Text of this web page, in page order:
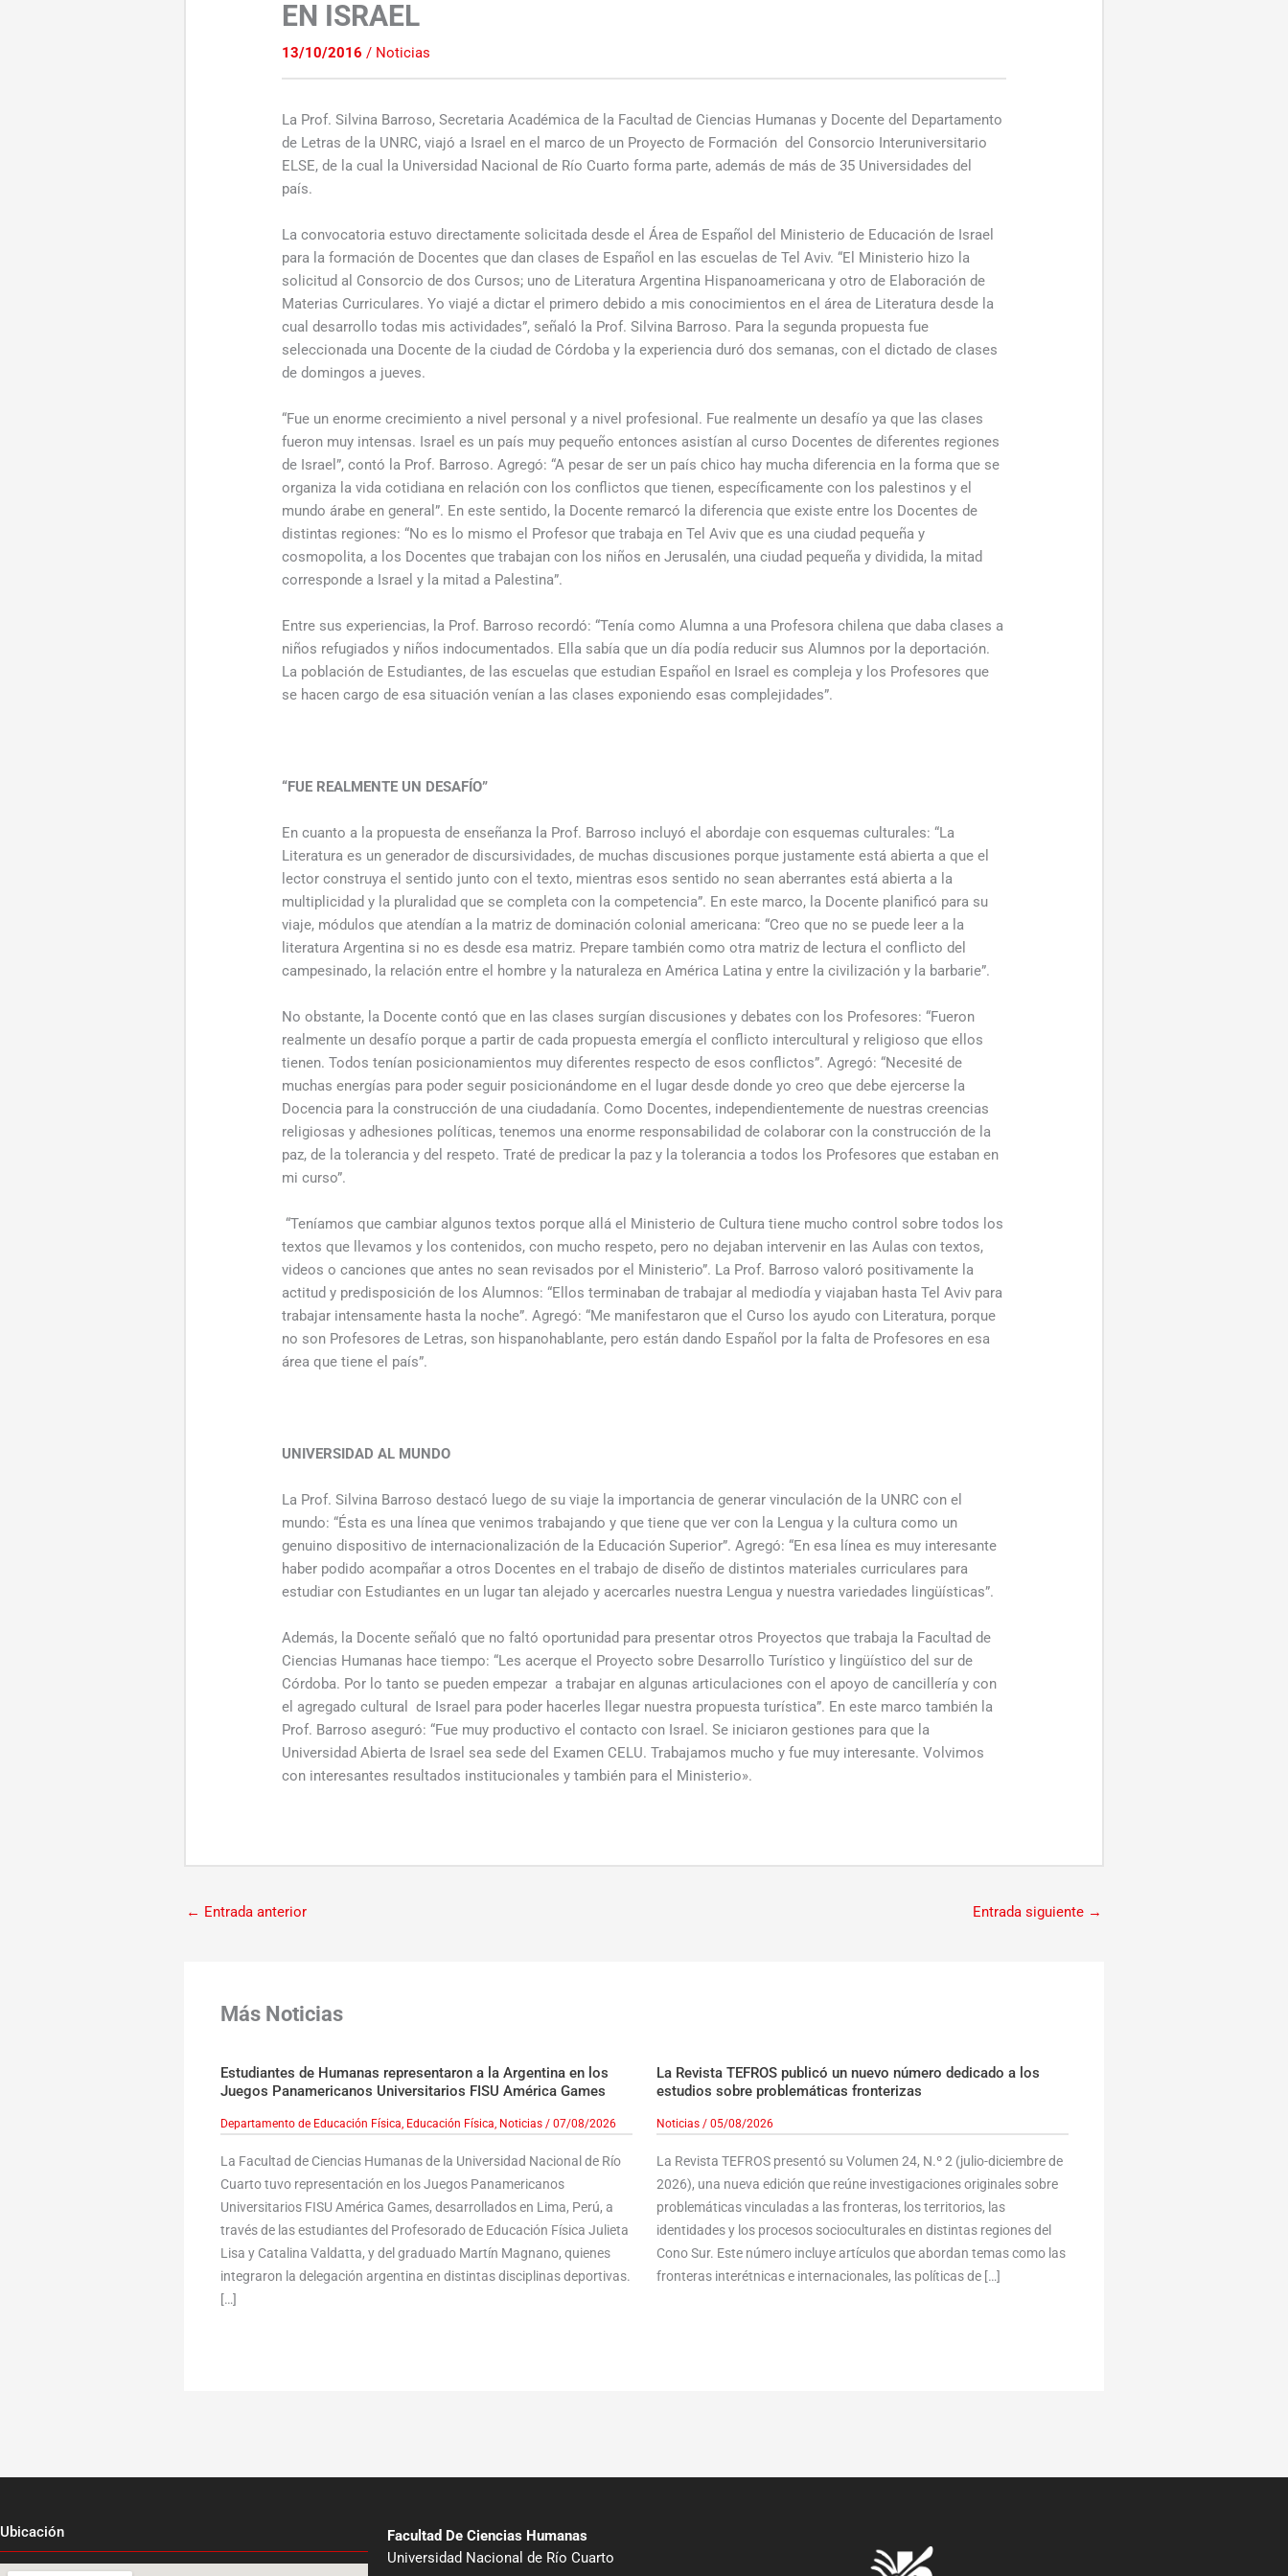
EN ISRAEL
13/10/2016/ Noticias
La Prof. Silvina Barroso, Secretaria Académica de la Facultad de Ciencias Humanas y Docente del Departamento
de Letras de la UNRC, viajó a Israel en el marco de un Proyecto de Formación del Consorcio Interuniversitario
ELSE, de la cual la Universidad Nacional de Río Cuarto forma parte, además de más de 35 Universidades del
país.
La convocatoria estuvo directamente solicitada desde el Área de Español del Ministerio de Educación de Israel
para la formación de Docentes que dan clases de Español en las escuelas de Tel Aviv. “El Ministerio hizo la
solicitud al Consorcio de dos Cursos; uno de Literatura Argentina Hispanoamericana y otro de Elaboración de
Materias Curriculares. Yo viajé a dictar el primero debido a mis conocimientos en el área de Literatura desde la
cual desarrollo todas mis actividades”, señaló la Prof. Silvina Barroso. Para la segunda propuesta fue
seleccionada una Docente de la ciudad de Córdoba y la experiencia duró dos semanas, con el dictado de clases
de domingos a jueves.
“Fue un enorme crecimiento a nivel personal y a nivel profesional. Fue realmente un desafío ya que las clases
fueron muy intensas. Israel es un país muy pequeño entonces asistían al curso Docentes de diferentes regiones
de Israel”, contó la Prof. Barroso. Agregó: “A pesar de ser un país chico hay mucha diferencia en la forma que se
organiza la vida cotidiana en relación con los conflictos que tienen, específicamente con los palestinos y el
mundo árabe en general”. En este sentido, la Docente remarcó la diferencia que existe entre los Docentes de
distintas regiones: “No es lo mismo el Profesor que trabaja en Tel Aviv que es una ciudad pequeña y
cosmopolita, a los Docentes que trabajan con los niños en Jerusalén, una ciudad pequeña y dividida, la mitad
corresponde a Israel y la mitad a Palestina”.
Entre sus experiencias, la Prof. Barroso recordó: “Tenía como Alumna a una Profesora chilena que daba clases a
niños refugiados y niños indocumentados. Ella sabía que un día podía reducir sus Alumnos por la deportación.
La población de Estudiantes, de las escuelas que estudian Español en Israel es compleja y los Profesores que
se hacen cargo de esa situación venían a las clases exponiendo esas complejidades”.
“FUE REALMENTE UN DESAFÍO”
En cuanto a la propuesta de enseñanza la Prof. Barroso incluyó el abordaje con esquemas culturales: “La
Literatura es un generador de discursividades, de muchas discusiones porque justamente está abierta a que el
lector construya el sentido junto con el texto, mientras esos sentido no sean aberrantes está abierta a la
multiplicidad y la pluralidad que se completa con la competencia”. En este marco, la Docente planificó para su
viaje, módulos que atendían a la matriz de dominación colonial americana: “Creo que no se puede leer a la
literatura Argentina si no es desde esa matriz. Prepare también como otra matriz de lectura el conflicto del
campesinado, la relación entre el hombre y la naturaleza en América Latina y entre la civilización y la barbarie”.
No obstante, la Docente contó que en las clases surgían discusiones y debates con los Profesores: “Fueron
realmente un desafío porque a partir de cada propuesta emergía el conflicto intercultural y religioso que ellos
tienen. Todos tenían posicionamientos muy diferentes respecto de esos conflictos”. Agregó: “Necesité de
muchas energías para poder seguir posicionándome en el lugar desde donde yo creo que debe ejercerse la
Docencia para la construcción de una ciudadanía. Como Docentes, independientemente de nuestras creencias
religiosas y adhesiones políticas, tenemos una enorme responsabilidad de colaborar con la construcción de la
paz, de la tolerancia y del respeto. Traté de predicar la paz y la tolerancia a todos los Profesores que estaban en
mi curso”.
“Teníamos que cambiar algunos textos porque allá el Ministerio de Cultura tiene mucho control sobre todos los
textos que llevamos y los contenidos, con mucho respeto, pero no dejaban intervenir en las Aulas con textos,
videos o canciones que antes no sean revisados por el Ministerio”. La Prof. Barroso valoró positivamente la
actitud y predisposición de los Alumnos: “Ellos terminaban de trabajar al mediodía y viajaban hasta Tel Aviv para
trabajar intensamente hasta la noche”. Agregó: “Me manifestaron que el Curso los ayudo con Literatura, porque
no son Profesores de Letras, son hispanohablante, pero están dando Español por la falta de Profesores en esa
área que tiene el país”.
UNIVERSIDAD AL MUNDO
La Prof. Silvina Barroso destacó luego de su viaje la importancia de generar vinculación de la UNRC con el
mundo: “Ésta es una línea que venimos trabajando y que tiene que ver con la Lengua y la cultura como un
genuino dispositivo de internacionalización de la Educación Superior”. Agregó: “En esa línea es muy interesante
haber podido acompañar a otros Docentes en el trabajo de diseño de distintos materiales curriculares para
estudiar con Estudiantes en un lugar tan alejado y acercarles nuestra Lengua y nuestra variedades lingüísticas”.
Además, la Docente señaló que no faltó oportunidad para presentar otros Proyectos que trabaja la Facultad de
Ciencias Humanas hace tiempo: “Les acerque el Proyecto sobre Desarrollo Turístico y lingüístico del sur de
Córdoba. Por lo tanto se pueden empezar a trabajar en algunas articulaciones con el apoyo de cancillería y con
el agregado cultural de Israel para poder hacerles llegar nuestra propuesta turística”. En este marco también la
Prof. Barroso aseguró: “Fue muy productivo el contacto con Israel. Se iniciaron gestiones para que la
Universidad Abierta de Israel sea sede del Examen CELU. Trabajamos mucho y fue muy interesante. Volvimos
con interesantes resultados institucionales y también para el Ministerio».
← Entrada anterior Entrada siguiente →
Más Noticias
Estudiantes de Humanas representaron a la Argentina en los
Juegos Panamericanos Universitarios FISU América Games
Departamento de Educación Física, Educación Física, Noticias/ 07/08/2026
La Facultad de Ciencias Humanas de la Universidad Nacional de Río
Cuarto tuvo representación en los Juegos Panamericanos
Universitarios FISU América Games, desarrollados en Lima, Perú, a
través de las estudiantes del Profesorado de Educación Física Julieta
Lisa y Catalina Valdatta, y del graduado Martín Magnano, quienes
integraron la delegación argentina en distintas disciplinas deportivas.
[…]
La Revista TEFROS publicó un nuevo número dedicado a los
estudios sobre problemáticas fronterizas
Noticias/ 05/08/2026
La Revista TEFROS presentó su Volumen 24, N.º 2 (julio-diciembre de
2026), una nueva edición que reúne investigaciones originales sobre
problemáticas vinculadas a las fronteras, los territorios, las
identidades y los procesos socioculturales en distintas regiones del
Cono Sur. Este número incluye artículos que abordan temas como las
fronteras interétnicas e internacionales, las políticas de […]
Ubicación
Facultad De Ciencias Humanas
Universidad Nacional de Río Cuarto